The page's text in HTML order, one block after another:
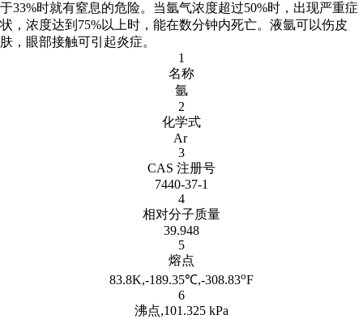
于33%时就有窒息的危险。当氩气浓度超过50%时，出现严重症
状，浓度达到75%以上时，能在数分钟内死亡。液氩可以伤皮
肤，眼部接触可引起炎症。
1
名称
氩
2
化学式
Ar
3
CAS 注册号
7440-37-1
4
相对分子质量
39.948
5
熔点
83.8K,-189.35℃,-308.83oF
6
沸点,101.325 kPa